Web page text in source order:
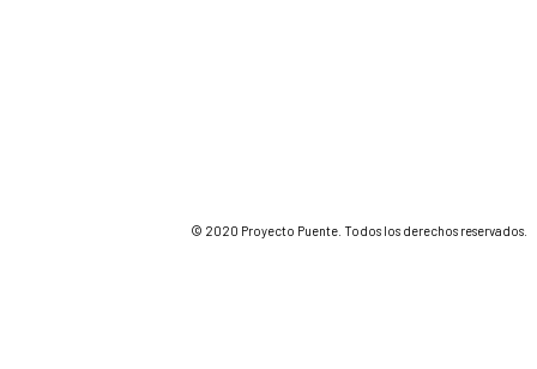
© 2020 Proyecto Puente. Todos los derechos reservados.